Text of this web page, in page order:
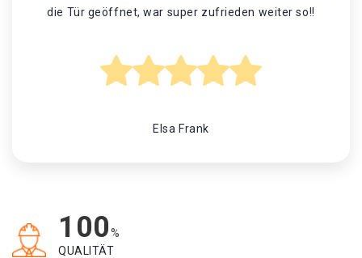
die Tür geöffnet, war super zufrieden weiter so!!
Elsa Frank
100%
QUALITÄT